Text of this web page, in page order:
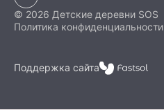
© 2026 Детские деревни SOS
Политика конфиденциальности
Поддержка сайта